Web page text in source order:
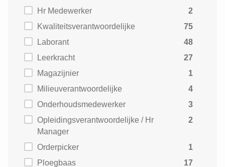
Hr Medewerker
2
Kwaliteitsverantwoordelijke
75
Laborant
48
Leerkracht
27
Magazijnier
1
Milieuverantwoordelijke
4
Onderhoudsmedewerker
3
Opleidingsverantwoordelijke / Hr
Manager
2
Orderpicker
1
Ploegbaas
17